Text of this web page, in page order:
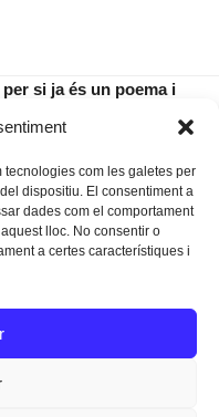
tecnologies com les galetes per
dispositiu. El consentiment a
dades com el comportament
lloc. No consentir o
a certes característiques i
si ja és un poema i
a mi és un avantatge”
Twitter